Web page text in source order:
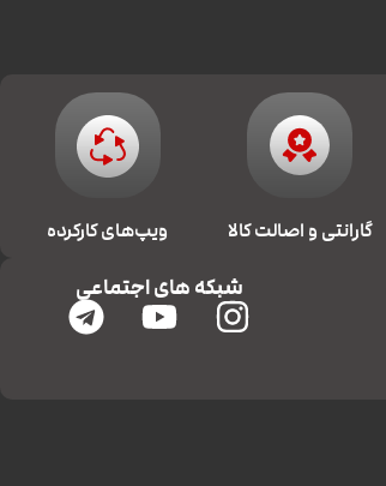
گارانتی و اصالت کالا ویپ‌های کارکرده
شبکه های اجتماعی